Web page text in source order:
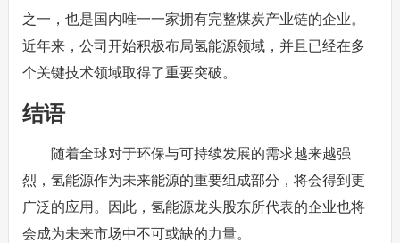
之一，也是国内唯一一家拥有完整煤炭产业链的企业。
近年来，公司开始积极布局氢能源领域，并且已经在多
个关键技术领域取得了重要突破。
结语
随着全球对于环保与可持续发展的需求越来越强
烈，氢能源作为未来能源的重要组成部分，将会得到更
广泛的应用。因此，氢能源龙头股东所代表的企业也将
会成为未来市场中不可或缺的力量。